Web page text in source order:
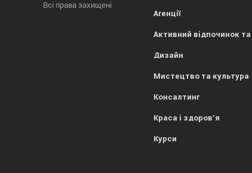
Всі права захищені
Агенції
Активний відпочинок
Дизайн
Мистецтво та культура
Консалтинг
Краса і здоров'я
Курси